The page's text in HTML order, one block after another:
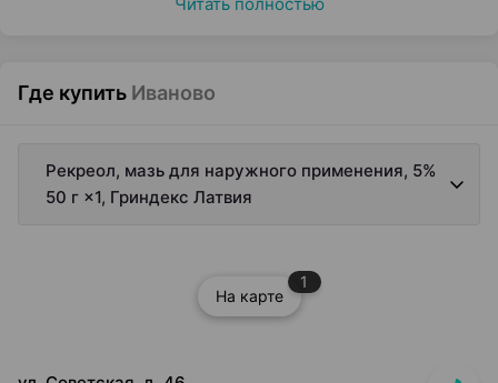
Где купить Иваново
Рекреол, мазь для наружного применения, 5%
50 г ×1, Гриндекс Латвия
На карте
1